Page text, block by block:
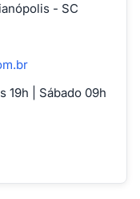
- SC
19h | Sábado 09h